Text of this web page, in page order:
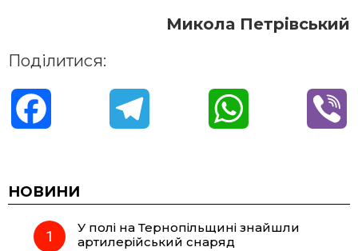
Микола Петрівський
Поділитися:
c
e e t
НОВИНИ
У полі на Тернопільщині знайшли
артилерійський снаряд